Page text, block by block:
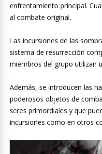
enfrentamiento principal.
al combate original.
Las incursiones de las
sistema de resurrección
miembros del grupo utilizan
Además, se introducen las
poderosos objetos de
seres primordiales y que
incursiones como en otros